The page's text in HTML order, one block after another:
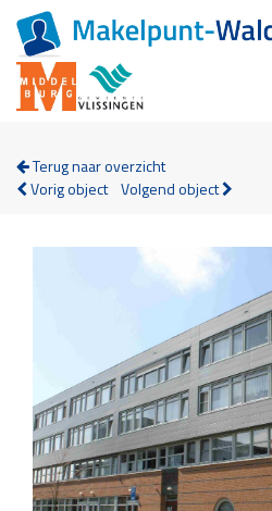
Terug naar overzicht
Vorig object Volgend object